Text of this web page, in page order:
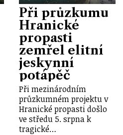
Při průzkumu
Hranické
propasti
zemřel elitní
jeskynní
potápěč
Při mezinárodním
průzkumném projektu v
Hranické propasti došlo
ve středu 5. srpna k
tragické…